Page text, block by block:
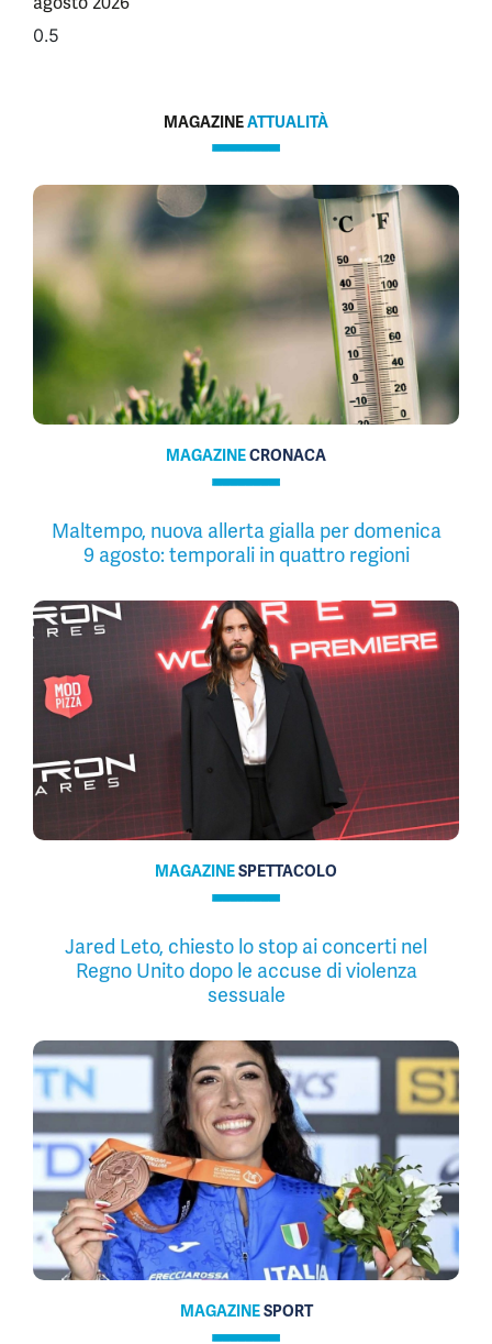
MAGAZINEATTUALITÀ
MAGAZINECRONACA
Maltempo, nuova allerta gialla per domenica
9 agosto: temporali in quattro regioni
MAGAZINESPETTACOLO
Jared Leto, chiesto lo stop ai concerti nel
Regno Unito dopo le accuse di violenza
sessuale
MAGAZINESPORT